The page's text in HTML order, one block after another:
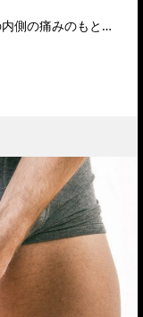
鵞足炎というのは比較的頻度が多い、膝の内側の痛みのもとになるものです。これはオーバーユース、すな…